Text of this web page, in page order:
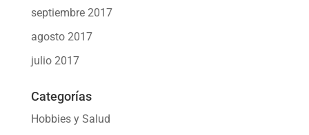
septiembre 2017
agosto 2017
julio 2017
Categorías
Hobbies y Salud